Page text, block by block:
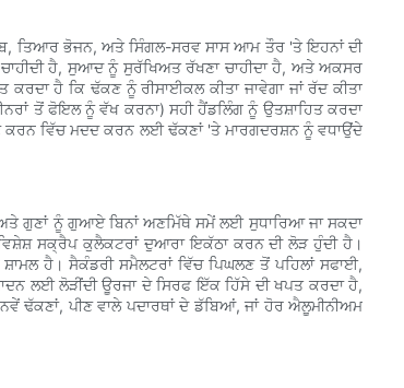
ਤਿਆਰ ਭੋਜਨ, ਅਤੇ ਸਿੰਗਲ-ਸਰਵ ਸਾਸ ਆਮ ਤੌਰ 'ਤੇ ਇਹਨਾਂ ਦੀ
ਹੈ, ਸੁਆਦ ਨੂੰ ਸੁਰੱਖਿਅਤ ਰੱਖਣਾ ਚਾਹੀਦਾ ਹੈ, ਅਤੇ ਅਕਸਰ
ਹੈ ਕਿ ਢੱਕਣ ਨੂੰ ਰੀਸਾਈਕਲ ਕੀਤਾ ਜਾਵੇਗਾ ਜਾਂ ਰੱਦ ਕੀਤਾ
ਤੋਂ ਫੋਇਲ ਨੂੰ ਵੱਖ ਕਰਨਾ) ਸਹੀ ਹੈਂਡਲਿੰਗ ਨੂੰ ਉਤਸ਼ਾਹਿਤ ਕਰਦਾ
ਕਰਨ ਵਿੱਚ ਮਦਦ ਕਰਨ ਲਈ ਢੱਕਣਾਂ 'ਤੇ ਮਾਰਗਦਰਸ਼ਨ ਨੂੰ ਵਧਾਉਂਦੇ
ਗੁਣਾਂ ਨੂੰ ਗੁਆਏ ਬਿਨਾਂ ਅਣਮਿੱਥੇ ਸਮੇਂ ਲਈ ਸੁਧਾਰਿਆ ਜਾ ਸਕਦਾ
ਸਕ੍ਰੈਪ ਕੁਲੈਕਟਰਾਂ ਦੁਆਰਾ ਇਕੱਠਾ ਕਰਨ ਦੀ ਲੋੜ ਹੁੰਦੀ ਹੈ।
ਹੈ। ਸੈਕੰਡਰੀ ਸਮੈਲਟਰਾਂ ਵਿੱਚ ਪਿਘਲਣ ਤੋਂ ਪਹਿਲਾਂ ਸਫਾਈ,
ਲਈ ਲੋੜੀਂਦੀ ਊਰਜਾ ਦੇ ਸਿਰਫ ਇੱਕ ਹਿੱਸੇ ਦੀ ਖਪਤ ਕਰਦਾ ਹੈ,
ਢੱਕਣਾਂ, ਪੀਣ ਵਾਲੇ ਪਦਾਰਥਾਂ ਦੇ ਡੱਬਿਆਂ, ਜਾਂ ਹੋਰ ਐਲੂਮੀਨੀਅਮ